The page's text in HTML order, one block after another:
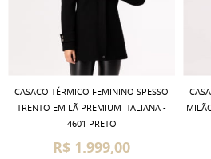
CASACO TÉRMICO FEMININO SPESSO
TRENTO EM LÃ PREMIUM ITALIANA -
4601 PRETO
R$ 1.999,00